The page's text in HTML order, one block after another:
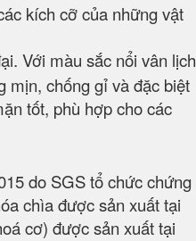
kích cỡ của những vật
Với màu sắc nổi vân lịch
mịn, chống gỉ và đặc biệt
tốt, phù hợp cho các
do SGS tổ chức chứng
chìa được sản xuất tại
cơ) được sản xuất tại